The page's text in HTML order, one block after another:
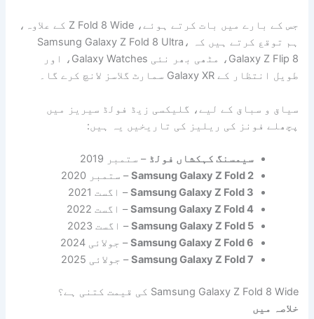
جس کے بارے میں بات کرتے ہوئے، Z Fold 8 Wide کے علاوہ،
ہم توقع کرتے ہیں کہ Samsung Galaxy Z Fold 8 Ultra،
Galaxy Z Flip 8، مٹھی بھر نئی Galaxy Watches، اور
طویل انتظار کے Galaxy XR سمارٹ گلاسز لانچ کرے گا۔
سیاق و سباق کے لیے، گلیکسی زیڈ فولڈ سیریز میں
پچھلے فونز کی ریلیز کی تاریخیں یہ ہیں:
سیمسنگ کہکشاں فولڈ – ستمبر 2019
Samsung Galaxy Z Fold 2– ستمبر 2020
Samsung Galaxy Z Fold 3– اگست 2021
Samsung Galaxy Z Fold 4– اگست 2022
Samsung Galaxy Z Fold 5– اگست 2023
Samsung Galaxy Z Fold 6– جولائی 2024
Samsung Galaxy Z Fold 7– جولائی 2025
Samsung Galaxy Z Fold 8 Wide کی قیمت کتنی ہے؟
خلاصہ میں